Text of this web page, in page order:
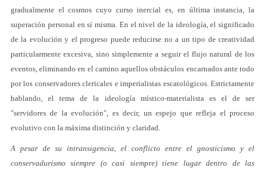
gradualmente el cosmos cuyo curso inercial es, en última instancia, la
superación personal en sí misma. En el nivel de la ideología, el significado
de la evolución y el progreso puede reducirse no a un tipo de creatividad
particularmente excesiva, sino simplemente a seguir el flujo natural de los
eventos, eliminando en el camino aquellos obstáculos encarnados ante todo
por los conservadores clericales e imperialistas escatológicos. Estrictamente
hablando, el tema de la ideología místico-materialista es el de ser
"servidores de la evolución", es decir, un espejo que refleja el proceso
evolutivo con la máxima distinción y claridad.
A pesar de su intransigencia, el conflicto entre el gnosticismo y el
conservadurismo siempre (o casi siempre) tiene lugar dentro de las